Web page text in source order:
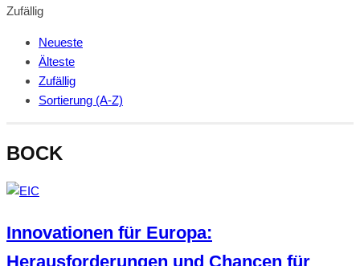
Zufällig
Neueste
Älteste
Zufällig
Sortierung (A-Z)
BOCK
Innovationen für Europa:
Herausforderungen und Chancen für